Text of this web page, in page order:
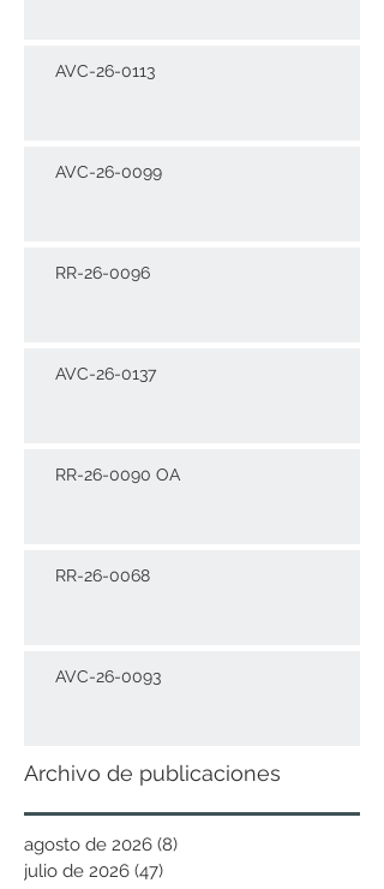
AVC-26-0113
AVC-26-0099
RR-26-0096
AVC-26-0137
RR-26-0090 OA
RR-26-0068
AVC-26-0093
Archivo de publicaciones
agosto de 2026 (8)
julio de 2026 (47)